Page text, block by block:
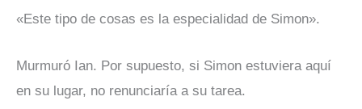
«Este tipo de cosas es la especialidad de Simon».
Murmuró Ian. Por supuesto, si Simon estuviera aquí
en su lugar, no renunciaría a su tarea.